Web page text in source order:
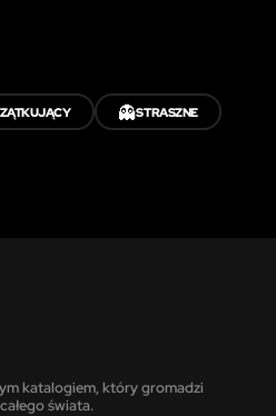
👻STRASZNE
katalogiem, który gromadzi
świata.